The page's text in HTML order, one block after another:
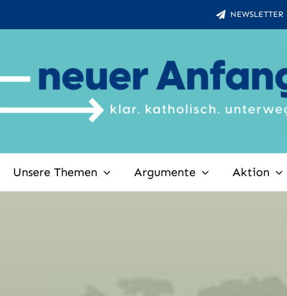
NEWSLETTER
Unsere Themen Argumente Aktion